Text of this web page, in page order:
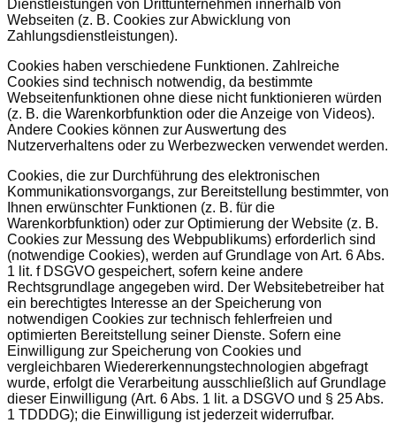
Dienstleistungen von Drittunternehmen innerhalb von
Webseiten (z. B. Cookies zur Abwicklung von
Zahlungsdienstleistungen).
Cookies haben verschiedene Funktionen. Zahlreiche
Cookies sind technisch notwendig, da bestimmte
Webseitenfunktionen ohne diese nicht funktionieren würden
(z. B. die Warenkorbfunktion oder die Anzeige von Videos).
Andere Cookies können zur Auswertung des
Nutzerverhaltens oder zu Werbezwecken verwendet werden.
Cookies, die zur Durchführung des elektronischen
Kommunikationsvorgangs, zur Bereitstellung bestimmter, von
Ihnen erwünschter Funktionen (z. B. für die
Warenkorbfunktion) oder zur Optimierung der Website (z. B.
Cookies zur Messung des Webpublikums) erforderlich sind
(notwendige Cookies), werden auf Grundlage von Art. 6 Abs.
1 lit. f DSGVO gespeichert, sofern keine andere
Rechtsgrundlage angegeben wird. Der Websitebetreiber hat
ein berechtigtes Interesse an der Speicherung von
notwendigen Cookies zur technisch fehlerfreien und
optimierten Bereitstellung seiner Dienste. Sofern eine
Einwilligung zur Speicherung von Cookies und
vergleichbaren Wiedererkennungstechnologien abgefragt
wurde, erfolgt die Verarbeitung ausschließlich auf Grundlage
dieser Einwilligung (Art. 6 Abs. 1 lit. a DSGVO und § 25 Abs.
1 TDDDG); die Einwilligung ist jederzeit widerrufbar.